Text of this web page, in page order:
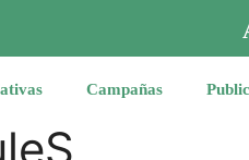
Campañas